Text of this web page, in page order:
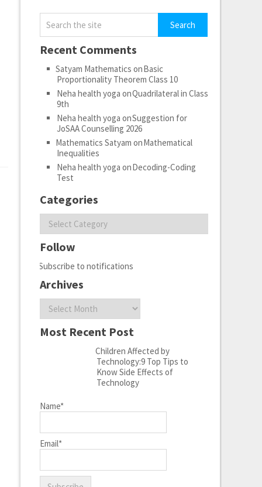
Recent Comments
Satyam Mathematics onBasic
Proportionality Theorem Class 10
Neha health yoga onQuadrilateral in Class
9th
Neha health yoga onSuggestion for
JoSAA Counselling 2026
Mathematics Satyam onMathematical
Inequalities
Neha health yoga onDecoding-Coding
Test
Categories
Categories
Follow
Subscribe to notifications
Archives
Archives
Most Recent Post
Children Affected by
Technology:9 Top Tips to
Know Side Effects of
Technology
Name*
Email*